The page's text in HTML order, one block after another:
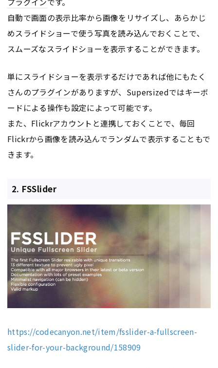
自動で画面の表示比率から画像をリサイズし、あらかじ
めスライドショーで使う写真を読み込んでおくことで、
スムーズなスライドショーを表示することができます。
単にスライドショーを表示するだけであれば他にもたく
さんのプラグインがありますが、Supersizedではキーボ
ードによる操作も設定によって可能です。
また、Flickrアカウント と連携しておくことで、毎回
Flickrから画像を読み込んでランダムで表示することもで
きます。
2. FSSlider
https://codecanyon.net/item/fsslider-a-fullscreen-
slider-for-your-background/158909